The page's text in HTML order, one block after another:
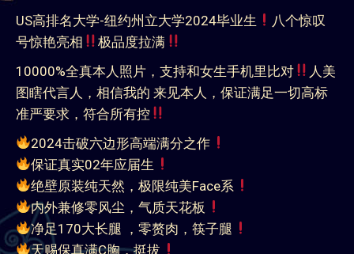
US高排名大学-纽约州立大学2024毕业生
八个惊叹
号惊艳亮相
极品度拉满
10000%全真本人照片，支持和女生手机里比对
人美
图瞎代言人，相信我的 来见本人，保证满足一切高标
准严要求，符合所有控
2024击破六边形高端满分之作
保证真实02年应届生
绝壁原装纯天然，极限纯美Face系
内外兼修零风尘，气质天花板
净足170大长腿 ，零赘肉，筷子腿
天赐保真满C胸，挺拔